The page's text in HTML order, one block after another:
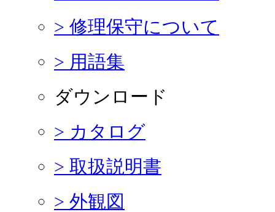
> 修理保守について
> 用語集
ダウンロード
> カタログ
> 取扱説明書
> 外観図